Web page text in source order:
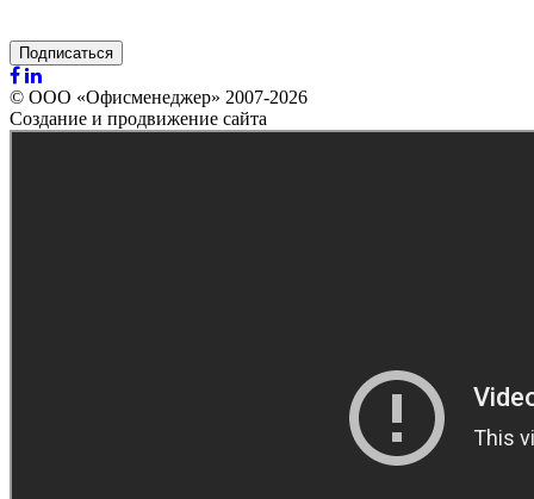
Подписаться
© ООО «Офисменеджер» 2007-2026
Создание и продвижение сайта